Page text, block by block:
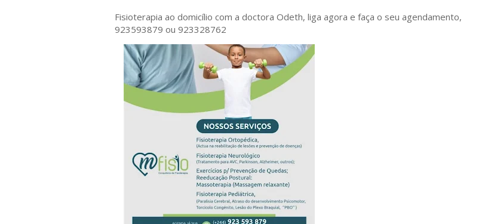
Fisioterapia ao domicílio com a doctora Odeth, liga agora e faça o seu agendamento,
923593879 ou 923328762